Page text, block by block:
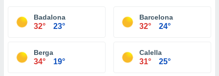
Badalona
32° 23°
Barcelona
32° 24°
Berga
34° 19°
Calella
31° 25°